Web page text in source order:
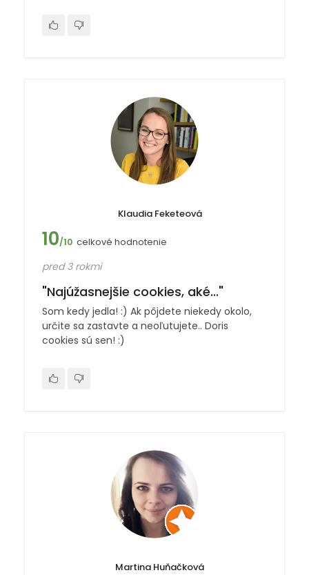
Klaudia Feketeová
10/10 celkové hodnotenie
pred 3 rokmi
"Najúžasnejšie cookies, aké..."
Som kedy jedla! :) Ak pôjdete niekedy okolo,
určite sa zastavte a neoľutujete.. Doris
cookies sú sen! :)
Martina Huňačková